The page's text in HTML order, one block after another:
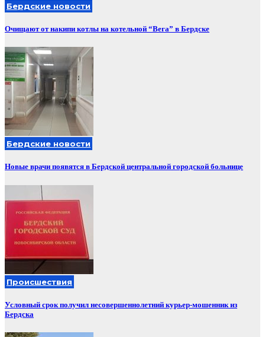
Бердские новости
Очищают от накипи котлы на котельной “Вега” в Бердске
Бердские новости
Новые врачи появятся в Бердской центральной городской больнице
Происшествия
Условный срок получил несовершеннолетний курьер-мошенник из
Бердска